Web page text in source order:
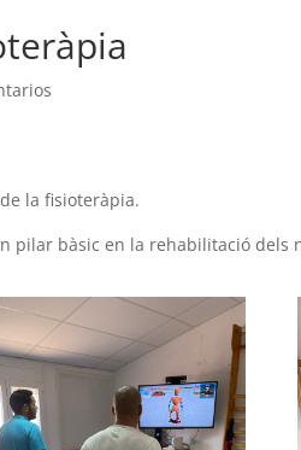
la fisioteràpia.
pilar bàsic en la rehabilitació dels